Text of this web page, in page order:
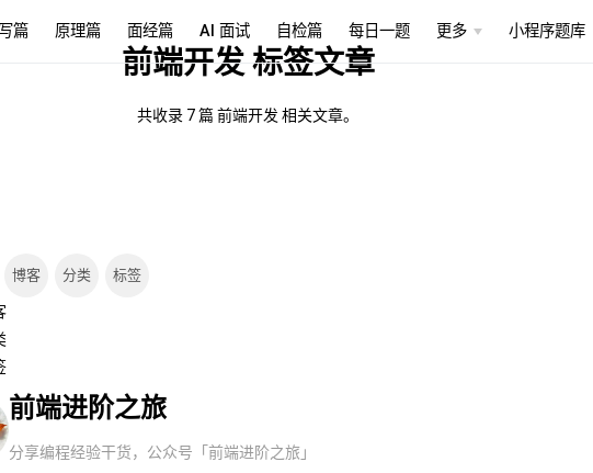
篇 原理篇 面经篇 AI 面试 自检篇 每日一题 更多 小程序题库
前端开发 标签文章
共收录 7 篇 前端开发 相关文章。
博客 分类 标签
前端进阶之旅
分享编程经验干货，公众号「前端进阶之旅」